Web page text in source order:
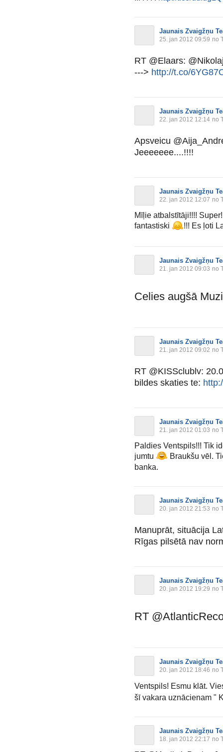
Jaunais Zvaigžņu
25. jan 2012 09:59 no
RT @Elaars:
---> http://t.co/
Jaunais Zvaigžņu
22. jan 2012 12:14 no
Apsveicu
Jeeeeeee....!!!!
Jaunais Zvaigžņu
22. jan 2012 12:07 no
Mīļie atbalstītāji!!!!
fantastiski
!!! Es ļoti
Jaunais Zvaigžņu
21. jan 2012 09:03 no
Celies augšā
Jaunais Zvaigžņu
21. jan 2012 09:02 no
RT @KISSclublv:
bildes skaties te:
Jaunais Zvaigžņu
21. jan 2012 01:03 no
Paldies Ventspils!!! Tik
jumtu
Braukšu vēl.
banka.
Jaunais Zvaigžņu
20. jan 2012 21:53 no
Manuprāt, situācija
Rīgas pilsētā nav
Jaunais Zvaigžņu
20. jan 2012 19:29 no
RT
Jaunais Zvaigžņu
20. jan 2012 18:46 no
Ventspils! Esmu klāt.
šī vakara uznācienam "
Jaunais Zvaigžņu
18. jan 2012 22:17 no